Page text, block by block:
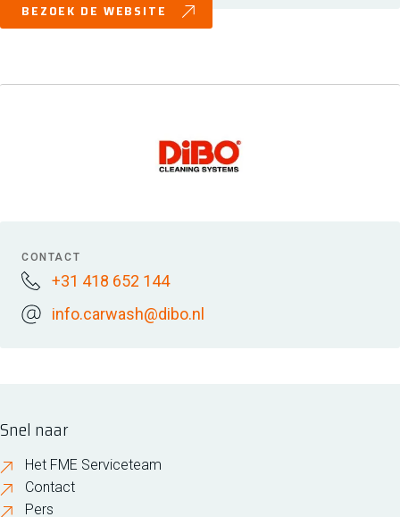
BEZOEK DE WEBSITE
CONTACT
+31 418 652 144
info.carwash@dibo.nl
Snel naar
Het FME Serviceteam
Contact
Pers